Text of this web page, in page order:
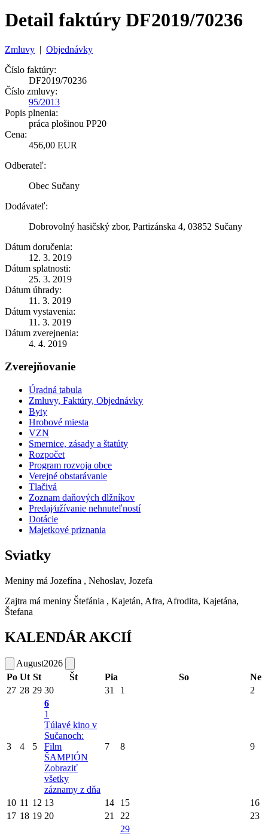
Detail faktúry DF2019/70236
Zmluvy | Objednávky
Číslo faktúry:
DF2019/70236
Číslo zmluvy:
95/2013
Popis plnenia:
práca plošinou PP20
Cena:
456,00 EUR
Odberateľ:
Obec Sučany
Dodávateľ:
Dobrovolný hasičský zbor, Partizánska 4, 03852 Sučany
Dátum doručenia:
12. 3. 2019
Dátum splatnosti:
25. 3. 2019
Dátum úhrady:
11. 3. 2019
Dátum vystavenia:
11. 3. 2019
Dátum zverejnenia:
4. 4. 2019
Zverejňovanie
Úradná tabula
Zmluvy, Faktúry, Objednávky
Byty
Hrobové miesta
VZN
Smernice, zásady a štatúty
Rozpočet
Program rozvoja obce
Verejné obstarávanie
Tlačivá
Zoznam daňových dlžníkov
Predaj⁄užívanie nehnuteľností
Dotácie
Majetkové priznania
Sviatky
Meniny má Jozefína , Nehoslav, Jozefa
Zajtra má meniny Štefánia , Kajetán, Afra, Afrodita, Kajetána,
Štefana
KALENDÁR AKCIÍ
August2026
Po Ut St Št Pia So
Ne
27 28 29 30 31 1 2
3 4 5
6
1
Túlavé kino v
Sučanoch:
Film
ŠAMPIÓN
Zobraziť
všetky
záznamy z dňa
7 8 9
10 11 12 13 14 15
16
17 18 19 20 21 22
23
29